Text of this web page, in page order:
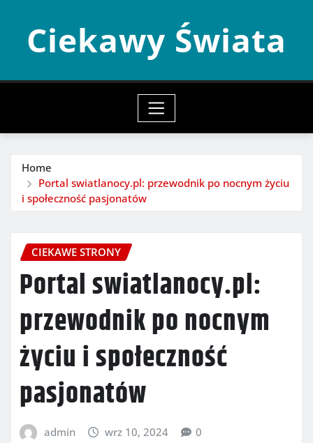
contentCiekawy Świata
Home
Portal swiatlanocy.pl: przewodnik po nocnym życiu
i społeczność pasjonatów
CIEKAWE STRONY
Portal swiatlanocy.pl:
przewodnik po nocnym
życiu i społeczność
pasjonatów
admin wrz 10, 2024 0